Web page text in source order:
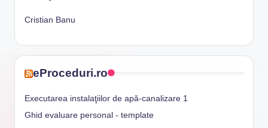
Cristian Banu
eProceduri.ro
Executarea instalaţiilor de apă-canalizare 1
Ghid evaluare personal - template